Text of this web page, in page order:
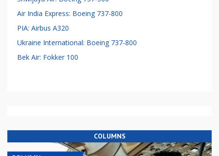
Air India Express: Boeing 737-800
PIA: Airbus A320
Ukraine International: Boeing 737-800
Bek Air: Fokker 100
COLUMNS